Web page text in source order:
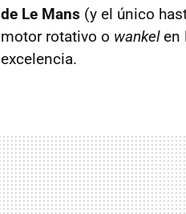
de Le Mans (y el único
motor rotativo o wankelen
excelencia.